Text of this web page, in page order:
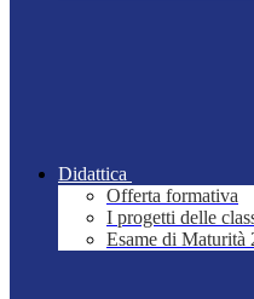
Didattica
Offerta formativa
I progetti delle
Esame di Maturità